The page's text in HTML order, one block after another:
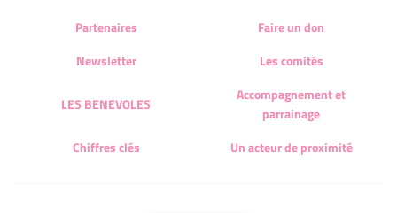
Partenaires
Faire un don
Newsletter
Les comités
LES BENEVOLES
Accompagnement et
parrainage
Chiffres clés
Un acteur de proximité